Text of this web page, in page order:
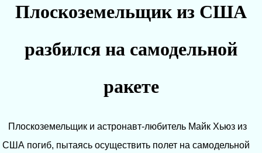
Плоскоземельщик из США
разбился на самодельной
ракете
Плоскоземельщик и астронавт-любитель Майк Хьюз из
США погиб, пытаясь осуществить полет на самодельной